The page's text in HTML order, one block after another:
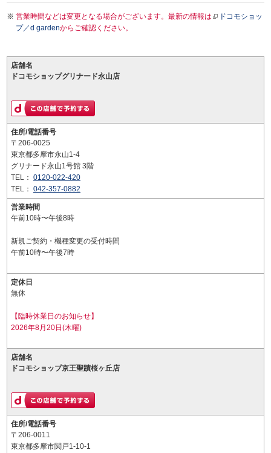
営業時間などは変更となる場合がございます。最新の情報は
ドコモショッ
プ／d gardenからご確認ください。
店舗名
ドコモショップグリナード永山店
住所/電話番号
〒206-0025
東京都多摩市永山1-4
グリナード永山1号館 3階
TEL： 0120-022-420
TEL： 042-357-0882
営業時間
午前10時〜午後8時
新規ご契約・機種変更の受付時間
午前10時〜午後7時
定休日
無休
【臨時休業日のお知らせ】
2026年8月20日(木曜)
店舗名
ドコモショップ京王聖蹟桜ヶ丘店
住所/電話番号
〒206-0011
東京都多摩市関戸1-10-1